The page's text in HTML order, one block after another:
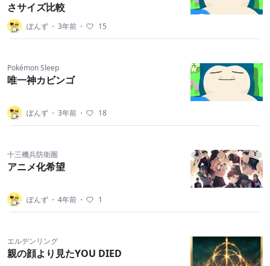
さサイズ比較
ぽんず ・ 3年前 ・ 15
Pokémon Sleep
唯一神カビンゴ
ぽんず ・ 3年前 ・ 18
十三機兵防衛圏
アニメ化希望
ぽんず ・ 4年前 ・ 1
エルデンリング
親の顔より見たYOU DIED